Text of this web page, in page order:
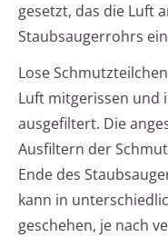
gesetzt, das die Luft
Staubsaugerrohrs
Lose
Luft mitgerissen und
ausgefiltert. Die
Ausfiltern der
Ende des
kann in
geschehen, je nach